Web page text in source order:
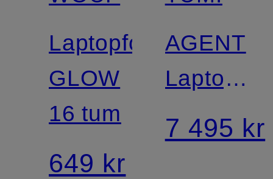
Laptopfodral
GLOW
16 tum
649 kr
AGENT
AGENT
MEDIUM
7 495 kr